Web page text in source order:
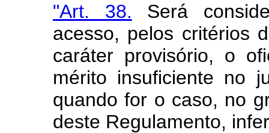
"Art. 38. Será
acesso, pelos critérios
caráter provisório, o
mérito insuficiente no
quando for o caso, no
deste Regulamento,